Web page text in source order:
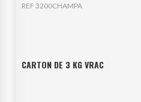
REF 3200CHAMPA
CARTON DE 3 KG VRAC